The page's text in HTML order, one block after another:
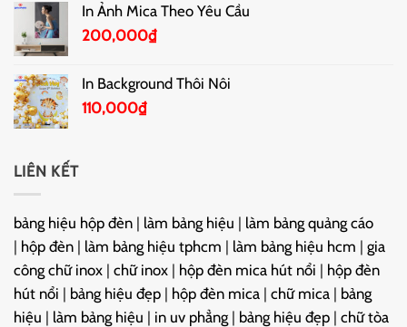
In Ảnh Mica Theo Yêu Cầu
200,000₫
In Background Thôi Nôi
110,000₫
LIÊN KẾT
bảng hiệu hộp đèn | làm bảng hiệu | làm bảng quảng cáo
| hộp đèn | làm bảng hiệu tphcm | làm bảng hiệu hcm | gia
công chữ inox | chữ inox | hộp đèn mica hút nổi | hộp đèn
hút nổi | bảng hiệu đẹp | hộp đèn mica | chữ mica | bảng
hiệu | làm bảng hiệu | in uv phẳng | bảng hiệu đẹp | chữ tòa